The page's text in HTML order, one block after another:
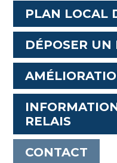
PLAN LOCAL
DÉPOSER UN
RELAIS
CONTACT